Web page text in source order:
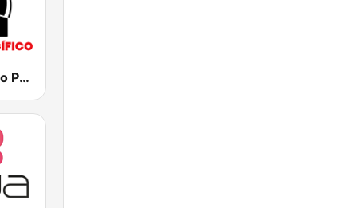
RFM - Oceano Pacífico Online